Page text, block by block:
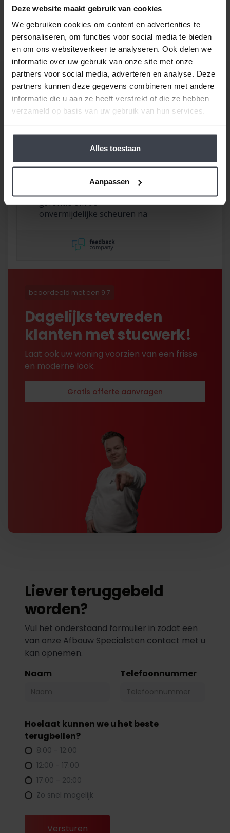
Deze website maakt gebruik van cookies
We gebruiken cookies om content en advertenties te
personaliseren, om functies voor social media te bieden
en om ons websiteverkeer te analyseren. Ook delen we
informatie over uw gebruik van onze site met onze
partners voor social media, adverteren en analyse. Deze
partners kunnen deze gegevens combineren met andere
informatie die u aan ze heeft verstrekt of die ze hebben
verzameld op basis van uw gebruik van hun services.
Alles toestaan
Aanpassen
een goede prijs, laat dan je stucwerk, pleisterwerk of
spuitwerk voordelig op maat inmeten en realiseren.
Gewoon bij u thuis, voor een echte Slegers
Spuitwerken prijs.
116 reviews
garantie om de
onvermijdelijke scheuren na
en dat hebben ze super
netjes gedaan!
beoordeeld met een 9.7
Dagelijks tevreden
klanten met stucwerk!
Laat ook uw woning voorzien van een frisse
en moderne look.
Gratis offerte aanvragen
Liever teruggebeld
worden?
Vul het onderstaand formulier in zodat een
van onze Afbouw Specialisten contact met u
kan opnemen.
Naam
Telefoonnummer
Hoelaat kunnen we u het beste
terugbellen?
8:00 - 12:00
12:00 - 17:00
17:00 - 20:00
Zo snel mogelijk